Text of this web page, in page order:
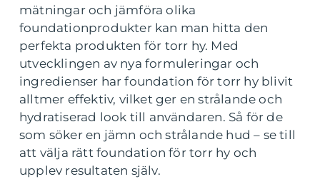
mätningar och jämföra olika
foundationprodukter kan man hitta den
perfekta produkten för torr hy. Med
utvecklingen av nya formuleringar och
ingredienser har foundation för torr hy blivit
alltmer effektiv, vilket ger en strålande och
hydratiserad look till användaren. Så för de
som söker en jämn och strålande hud – se till
att välja rätt foundation för torr hy och
upplev resultaten själv.